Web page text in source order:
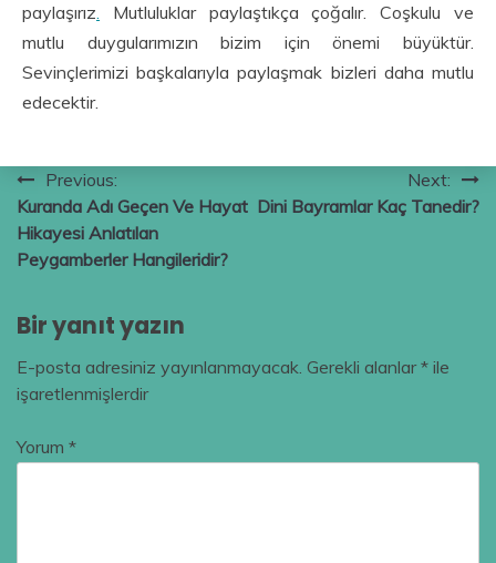
paylaşırız. Mutluluklar paylaştıkça çoğalır. Coşkulu ve
mutlu duygularımızın bizim için önemi büyüktür.
Sevinçlerimizi başkalarıyla paylaşmak bizleri daha mutlu
edecektir.
Yazı
gezinmesi
Previous:
Kuranda Adı Geçen Ve Hayat
Hikayesi Anlatılan
Peygamberler Hangileridir?
Next:
Dini Bayramlar Kaç Tanedir?
Bir yanıt yazın
E-posta adresiniz yayınlanmayacak. Gerekli alanlar* ile
işaretlenmişlerdir
Yorum *